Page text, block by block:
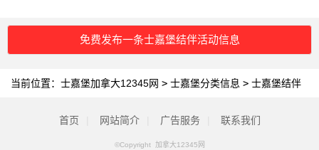
免费发布一条士嘉堡结伴活动信息
当前位置： 士嘉堡加拿大12345网 > 士嘉堡分类信息 > 士嘉堡结伴
首页 网站简介 广告服务 联系我们
©Copyright 加拿大12345网